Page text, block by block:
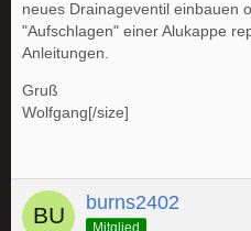
neues Drainageventil einbauen
"Aufschlagen" einer Alukappe
Anleitungen.
Gruß
Wolfgang[/size]
burns2402
Mitglied